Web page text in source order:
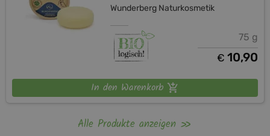
Wunderberg Naturkosmetik
75 g
€ 10,90
In den Warenkorb
Alle Produkte anzeigen